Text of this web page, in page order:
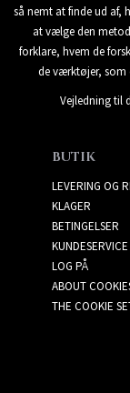
så nemt at finde ud af,
at vælge den
forklare, hvem de
de værktøjer, som
Vejledning til
BUTIK
LEVERING OG
KLAGER
BETINGELSER
KUNDESERVICE
LOG PÅ
ABOUT
THE COOKIE